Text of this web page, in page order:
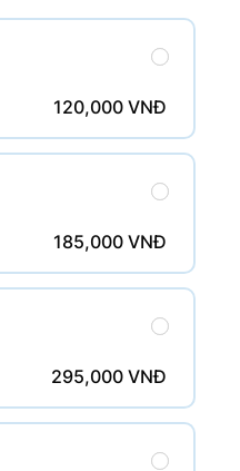
120,000 VNĐ
185,000 VNĐ
295,000 VNĐ